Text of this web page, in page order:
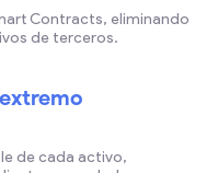
Contracts, eliminando
de terceros.
de cada activo,